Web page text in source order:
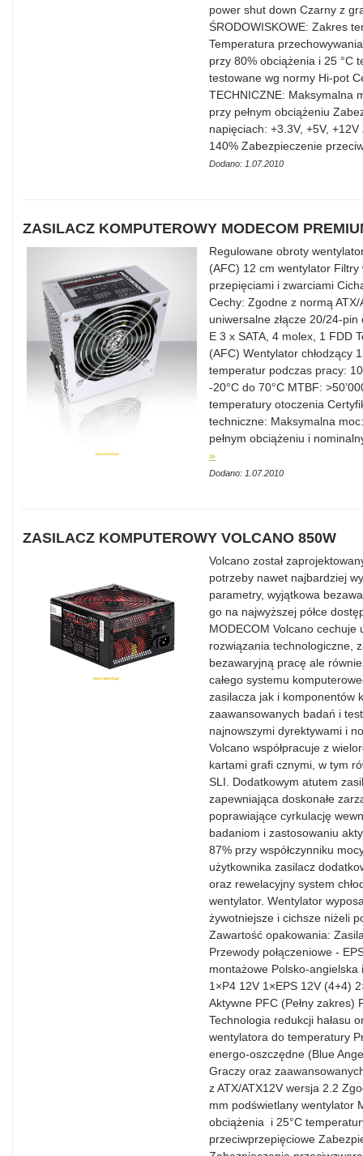
power shut down Czarny z
ŚRODOWISKOWE: Zakres
Temperatura
przy 80% obciążenia i 25 °C
testowane wg normy Hi-pot
TECHNICZNE: Maksymalna
przy pełnym obciążeniu
napięciach: +3.3V, +5V,
140% Zabezpieczenie
Dodano: 1.07.2010
ZASILACZ KOMPUTEROWY MODECOM
Regulowane obroty
(AFC) 12 cm wentylator
przepięciami i zwarciami
Cechy: Zgodne z normą
uniwersalne złącze 20/24-pin
E 3 x SATA, 4 molex, 1 FDD
(AFC) Wentylator chłodzący
temperatur podczas pracy:
-20°C do 70°C MTBF:
temperatury otoczenia
techniczne: Maksymalna
pełnym obciążeniu i
»
Dodano: 1.07.2010
ZASILACZ KOMPUTEROWY VOLCANO 850W
Volcano został
potrzeby nawet najbardziej
parametry, wyjątkowa
go na najwyższej półce
MODECOM Volcano
rozwiązania technologiczne,
bezawaryjną pracę ale
całego systemu
zasilacza jak i komponentów
zaawansowanych badań i
najnowszymi dyrektywami i
Volcano współpracuje z
kartami grafi cznymi, w tym
SLI. Dodatkowym atutem
zapewniająca doskonałe
poprawiające cyrkulację
badaniom i zastosowaniu
87% przy współczynniku
użytkownika zasilacz
oraz rewelacyjny system
wentylator. Wentylator
żywotniejsze i cichsze niżeli
Zawartość opakowania:
Przewody połączeniowe -
montażowe Polsko-angielska
1×P4 12V 1×EPS 12V (4+4)
Aktywne PFC (Pełny
Technologia redukcji hałasu
wentylatora do temperatury
energo-oszczędne (Blue
Graczy oraz
z ATX/ATX12V wersja 2.2
mm podświetlany wentylator
obciążenia i 25°C
przeciwprzepięciowe